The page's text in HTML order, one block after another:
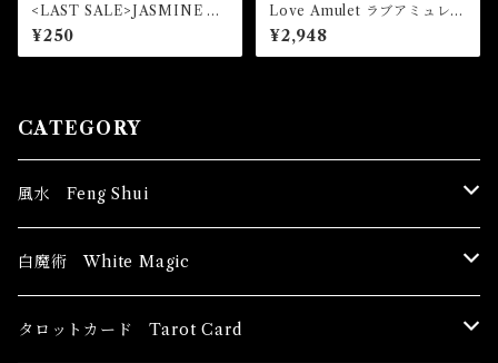
<LAST SALE>JASMINE マ
ジカルスティックインセンス
¥250
Love Amulet ラブアミュレッ
ト 白魔術アミュレット
¥2,948
CATEGORY
風水 Feng Shui
ブッダ Buddha
恋愛運
白魔術 White Magic
香油 Oils
タロットカード Tarot Card